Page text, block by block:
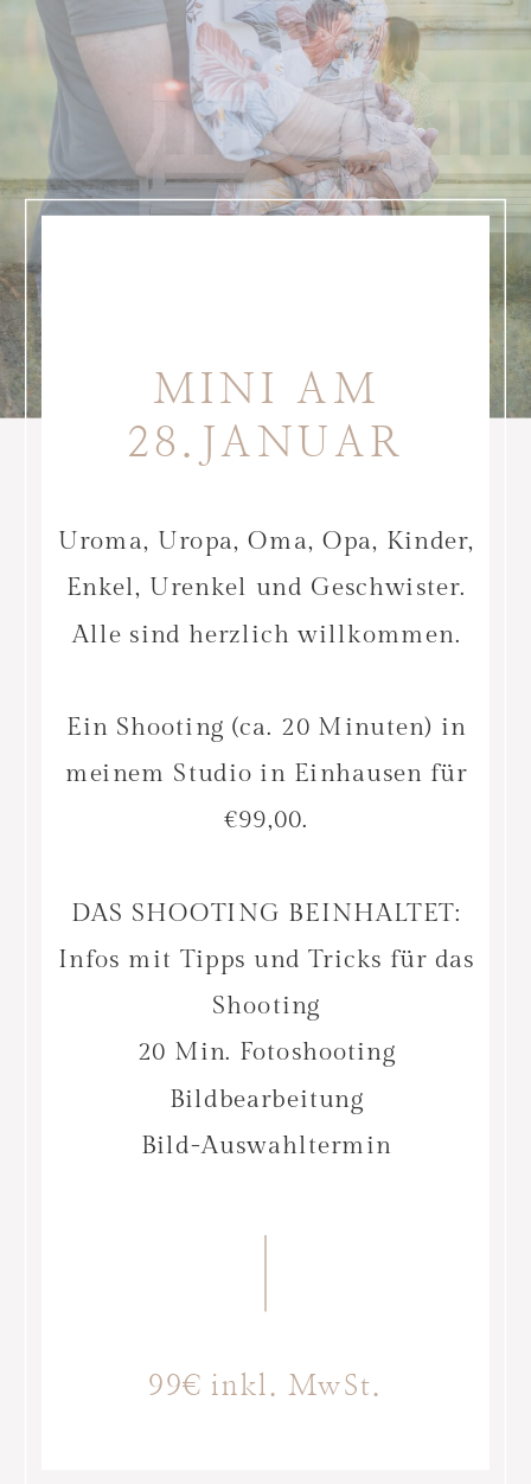
99€ inkl. MwSt.
Uroma, Uropa, Oma, Opa, Kinder,
Enkel, Urenkel und Geschwister.
Alle sind herzlich willkommen.
Ein Shooting (ca. 20 Minuten) in
meinem Studio in Einhausen für
€99,00.
DAS SHOOTING BEINHALTET:
Infos mit Tipps und Tricks für das
Shooting
20 Min. Fotoshooting
Bildbearbeitung
Bild-Auswahltermin
MINI AM
28.JANUAR